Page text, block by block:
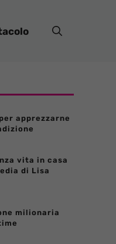
apprezzarne
vita in casa
di Lisa
milionaria